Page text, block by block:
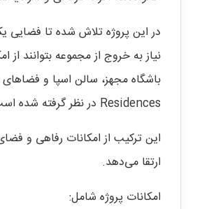
در این پروژه تلاش شده تا فضایی
نیاز به خروج از مجموعه بتوانند
Residences در نظر گرفته شده است.
این ترکیب از امکانات رفاهی و
ارتقا می‌دهد.
امکانات پروژه شامل: